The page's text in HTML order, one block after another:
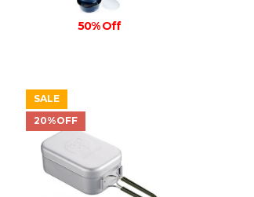
50% Off
SALE
20%OFF